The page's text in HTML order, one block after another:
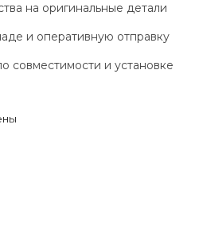
на оригинальные детали
и оперативную отправку
совместимости и установке